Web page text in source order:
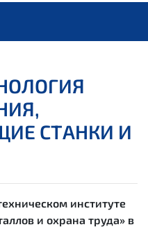
СТАНКИ И
институте
и охрана труда» в